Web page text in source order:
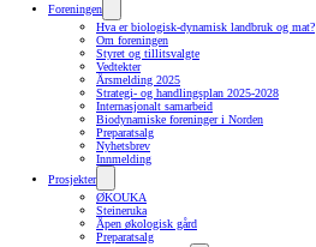
Foreningen
Hva er biologisk-dynamisk landbruk og mat?
Om foreningen
Styret og tillitsvalgte
Vedtekter
Årsmelding 2025
Strategi- og handlingsplan 2025-2028
Internasjonalt samarbeid
Biodynamiske foreninger i Norden
Preparatsalg
Nyhetsbrev
Innmelding
Prosjekter
ØKOUKA
Steineruka
Åpen økologisk gård
Preparatsalg